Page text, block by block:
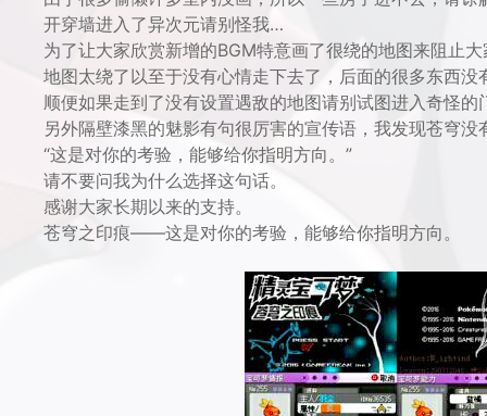
开穿墙进入了异次元请别怪我…
为了让大家欣赏新增的BGM特意画了很绕的地图来阻止
地图太绕了以至于没有心情走下去了，后面的很多东西没
顺便如果走到了没有设置遇敌的地图请别试图进入奇怪的
另外隔壁漆黑的魅影有句很厉害的宣传语，我发现苍穹
“这是对你的考验，能够给你指明方向。”
请不要问我为什么选择这句话。
感谢大家长期以来的支持。
苍穹之印痕——这是对你的考验，能够给你指明方向。